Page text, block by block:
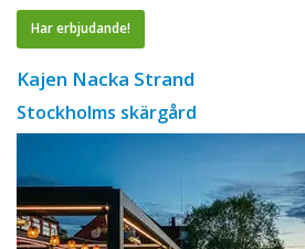
Har erbjudande!
Kajen Nacka Strand
Stockholms skärgård